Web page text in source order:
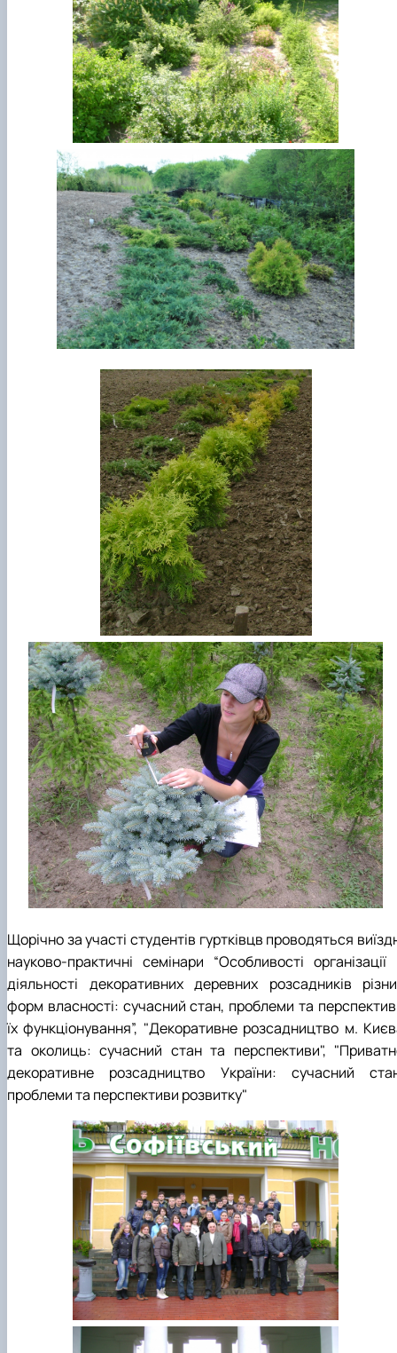
Щорічно за участі студентів гуртківцв проводяться
науково-практичні семінари “Особливості організації
діяльності декоративних деревних розсадників
форм власності: сучасний стан, проблеми та
їх функціонування”, "Декоративне розсадництво м.
та околиць: сучасний стан та перспективи",
декоративне розсадництво України: сучасний
проблеми та перспективи розвитку"